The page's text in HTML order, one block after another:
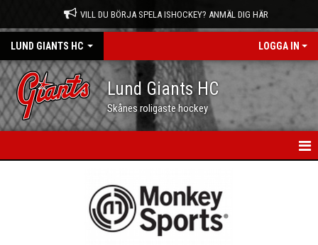
VILL DU BÖRJA SPELA ISHOCKEY? ANMÄL DIG HÄR
LUND GIANTS HC LOGGA IN
Lund Giants HC
Skånes roligaste hockey